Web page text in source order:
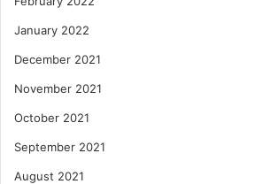
January 2022
December 2021
November 2021
October 2021
September 2021
August 2021